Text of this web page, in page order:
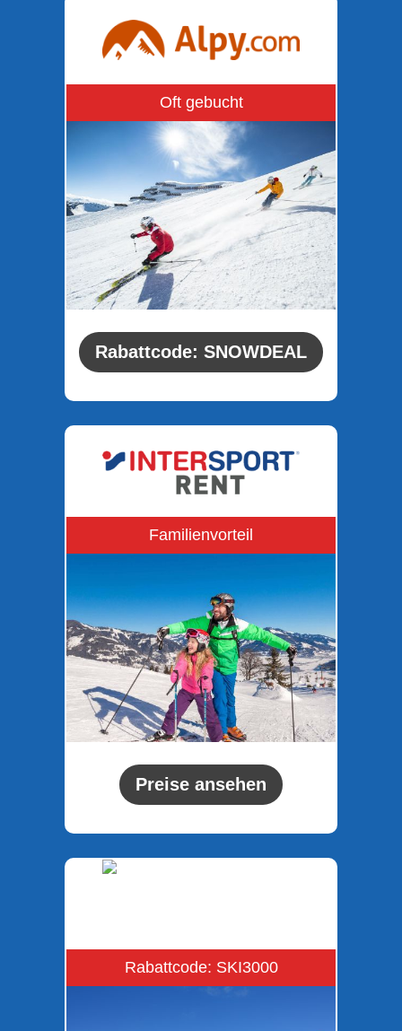
Oft gebucht
Rabattcode: SNOWDEAL
Familienvorteil
Preise ansehen
Rabattcode: SKI3000